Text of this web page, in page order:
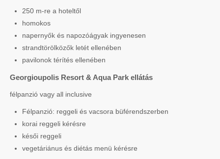
250 m-re a hoteltől
homokos
napernyők és napozóágyak ingyenesen
strandtörölközők letét ellenében
pavilonok térítés ellenében
Georgioupolis Resort & Aqua Park ellátás
félpanzió vagy all inclusive
Félpanzió: reggeli és vacsora büférendszerben
korai reggeli kérésre
késői reggeli
vegetáriánus és diétás menü kérésre